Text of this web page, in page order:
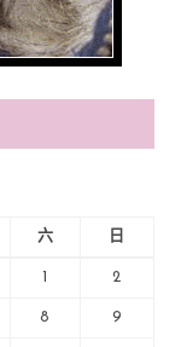
六 日
1 2
8 9